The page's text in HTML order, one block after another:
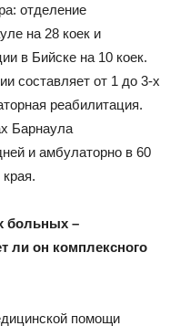
отделение
на 28 коек и
в Бийске на 10 коек.
составляет от 1 до 3-х
реабилитация.
Барнаула
и амбулаторно в 60
больных –
ли он комплексного
помощи